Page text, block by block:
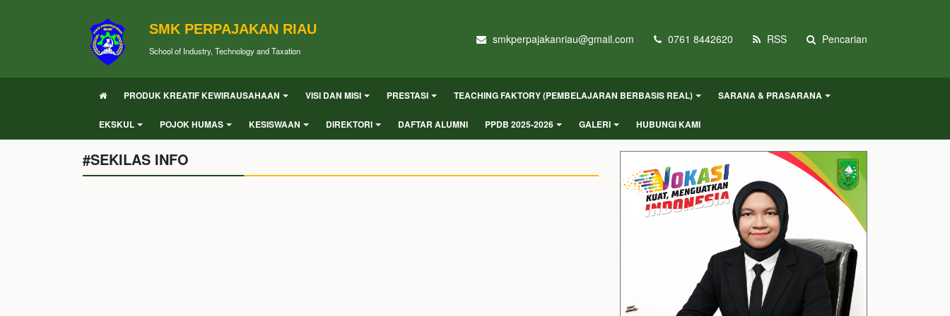
SMK PERPAJAKAN RIAU
School of Industry, Technology and Taxation
smkperpajakanriau@gmail.com 0761 8442620 RSS Pencarian
PRODUK KREATIF KEWIRAUSAHAAN VISI DAN MISI PRESTASI TEACHING FAKTORY (PEMBELAJARAN BERBASIS REAL) SARANA & PRASARANA
EKSKUL POJOK HUMAS KESISWAAN DIREKTORI DAFTAR ALUMNI PPDB 2025-2026 GALERI HUBUNGI KAMI
#SEKILAS INFO